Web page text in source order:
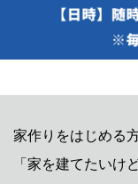
家作りをはじめる
「家を建てたいけ